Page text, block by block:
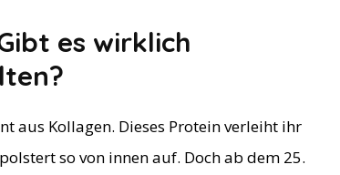
es wirklich
aus Kollagen. Dieses Protein verleiht ihr
so von innen auf. Doch ab dem 25.